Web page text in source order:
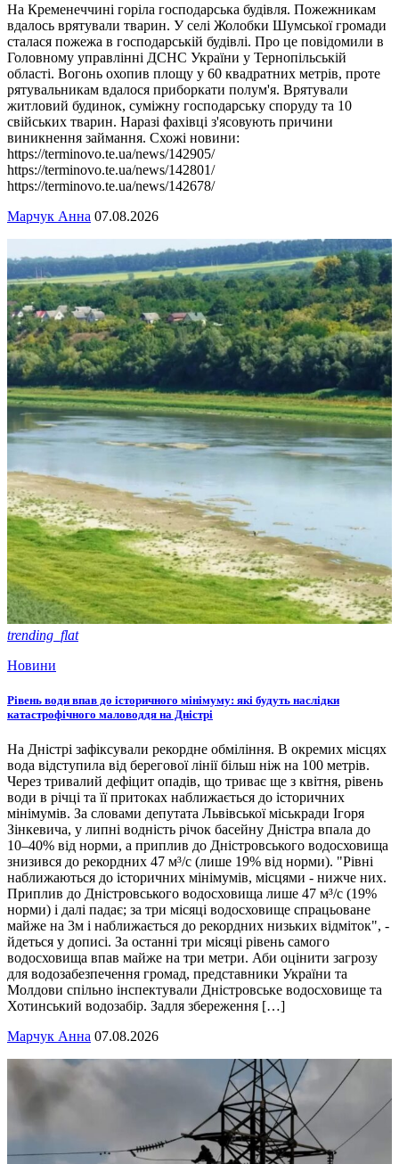
На Кременеччині горіла господарська будівля. Пожежникам
вдалось врятували тварин. У селі Жолобки Шумської громади
сталася пожежа в господарській будівлі. Про це повідомили в
Головному управлінні ДСНС України у Тернопільській
області. Вогонь охопив площу у 60 квадратних метрів, проте
рятувальникам вдалося приборкати полум'я. Врятували
житловий будинок, суміжну господарську споруду та 10
свійських тварин. Наразі фахівці з'ясовують причини
виникнення займання. Схожі новини:
https://terminovo.te.ua/news/142905/
https://terminovo.te.ua/news/142801/
https://terminovo.te.ua/news/142678/
Марчук Анна 07.08.2026
trending_flat
Новини
Рівень води впав до історичного мінімуму: які будуть наслідки
катастрофічного маловоддя на Дністрі
На Дністрі зафіксували рекордне обміління. В окремих місцях
вода відступила від берегової лінії більш ніж на 100 метрів.
Через тривалий дефіцит опадів, що триває ще з квітня, рівень
води в річці та її притоках наближається до історичних
мінімумів. За словами депутата Львівської міськради Ігоря
Зінкевича, у липні водність річок басейну Дністра впала до
10–40% від норми, а приплив до Дністровського водосховища
знизився до рекордних 47 м³/с (лише 19% від норми). "Рівні
наближаються до історичних мінімумів, місцями - нижче них.
Приплив до Дністровського водосховища лише 47 м³/с (19%
норми) і далі падає; за три місяці водосховище спрацьоване
майже на 3м і наближається до рекордних низьких відміток", -
йдеться у дописі. За останні три місяці рівень самого
водосховища впав майже на три метри. Аби оцінити загрозу
для водозабезпечення громад, представники України та
Молдови спільно інспектували Дністровське водосховище та
Хотинський водозабір. Задля збереження […]
Марчук Анна 07.08.2026